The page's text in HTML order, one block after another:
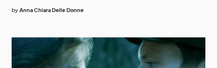
by Anna Chiara Delle Donne